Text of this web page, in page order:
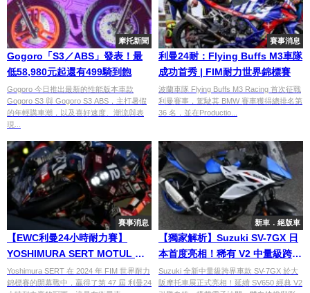
摩托新聞
Gogoro「S3／ABS」發表！最
低58,980元起還有499騎到飽
Gogoro 今日推出最新的性能版本車款
Gogoro S3 與 Gogoro S3 ABS，主打暑假
的年輕購車潮，以及喜好速度、潮流與表
現...
賽事消息
利曼24耐：Flying Buffs M3車隊
成功首秀 | FIM耐力世界錦標賽
波蘭車隊 Flying Buffs M3 Racing 首次征戰
利曼賽事，駕駛其 BMW 賽車獲得總排名第
36 名，並在Productio...
賽事消息
【EWC利曼24小時耐力賽】
YOSHIMURA SERT MOTUL 奪
2024 賽季首站勝利
Yoshimura SERT 在 2024 年 FIM 世界耐力
錦標賽的開幕戰中，贏得了第 47 屆 利曼24
新車．絕版車
【獨家解析】Suzuki SV-7GX 日
本首度亮相！稀有 V2 中量級跨界
車細節、騎姿與腳著地性一次看
【2026 大阪摩托車展】
Suzuki 全新中量級跨界車款 SV-7GX 於大
阪摩托車展正式亮相！延續 SV650 經典 V2